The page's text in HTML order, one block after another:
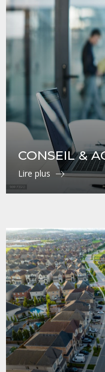
CONSEIL &
Lire plus